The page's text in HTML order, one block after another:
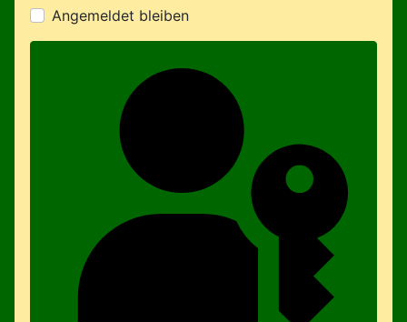
Angemeldet bleiben